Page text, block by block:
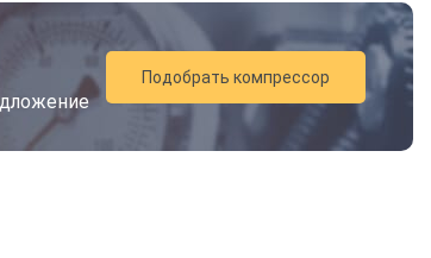
Подобрать компрессор